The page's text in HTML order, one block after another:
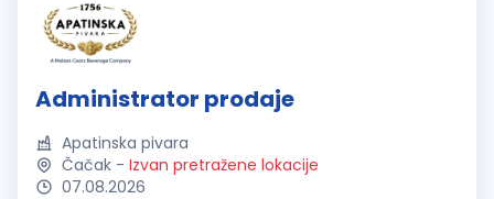
Administrator prodaje
Apatinska pivara
Čačak - Izvan pretražene lokacije
07.08.2026